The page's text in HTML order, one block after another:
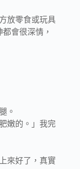
放零食或玩具
會很深情，
。
嫩的。」我完
來好了，真實